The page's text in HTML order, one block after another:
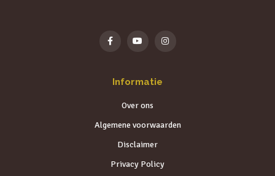
Informatie
Over ons
Algemene voorwaarden
Disclaimer
Privacy Policy